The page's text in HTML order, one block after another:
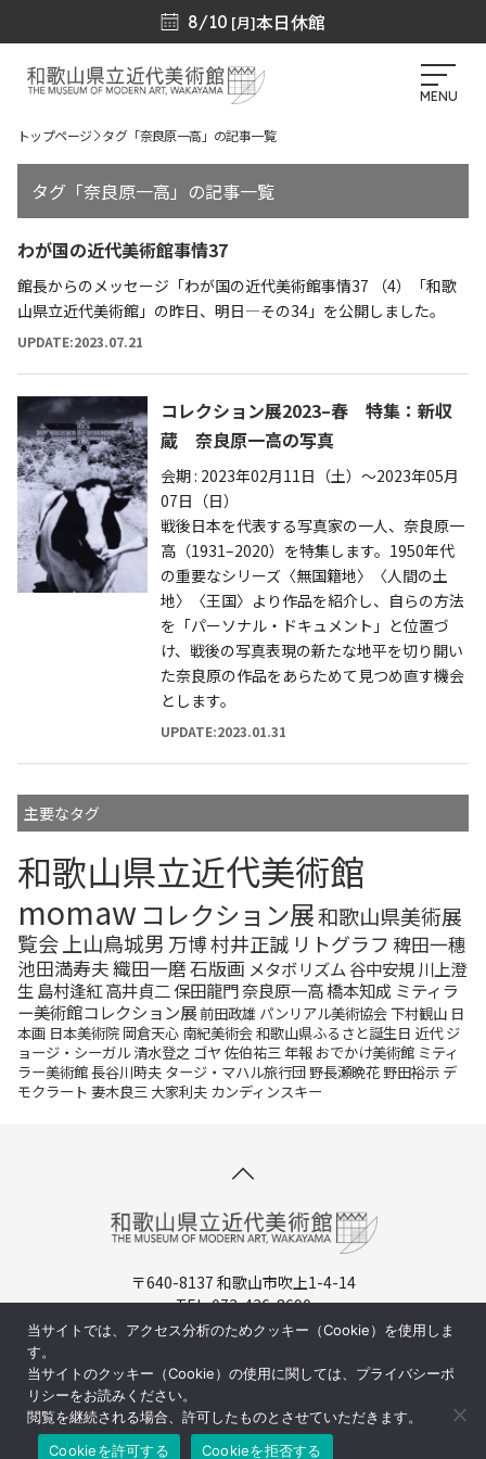
8/10 [月]本日休館
MENU
トップページ タグ「奈良原一高」の記事一覧
タグ「奈良原一高」の記事一覧
わが国の近代美術館事情37
館長からのメッセージ「わが国の近代美術館事情37 （4）「和歌
山県立近代美術館」の昨日、明日―その34」を公開しました。
UPDATE:2023.07.21
コレクション展2023–春 特集：新収
蔵 奈良原一高の写真
会期 : 2023年02月11日（土）～2023年05月
07日（日）
戦後日本を代表する写真家の一人、奈良原一
高（1931–2020）を特集します。1950年代
の重要なシリーズ〈無国籍地〉〈人間の土
地〉〈王国〉より作品を紹介し、自らの方法
を「パーソナル・ドキュメント」と位置づ
け、戦後の写真表現の新たな地平を切り開い
た奈良原の作品をあらためて見つめ直す機会
とします。
UPDATE:2023.01.31
主要なタグ
和歌山県立近代美術館
momaw コレクション展和歌山県美術展
覧会 上山鳥城男 万博村井正誠 リトグラフ 稗田一穗
池田満寿夫織田一磨石版画 メタボリズム 谷中安規 川上澄
生 島村逢紅高井貞二保田龍門奈良原一高橋本知成 ミティラ
ー美術館コレクション展 前田政雄 パンリアル美術協会下村観山 日
本画 日本美術院 岡倉天心 南紀美術会和歌山県ふるさと誕生日 近代 ジ
ョージ・シーガル清水登之 ゴヤ 佐伯祐三年報 おでかけ美術館 ミティ
ラー美術館長谷川時夫 タージ・マハル旅行団野長瀬晩花野田裕示 デ
モクラート 妻木良三 大家利夫 カンディンスキー
〒640-8137 和歌山市吹上1-4-14
TEL. 073-436-8690
開館時間：9:30-17:00（入場は16:30まで）
周辺マップ／交通アクセス
当サイトでは、アクセス分析のためクッキー（Cookie）を使用しま
す。
当サイトのクッキー（Cookie）の使用に関しては、プライバシーポ
リシーをお読みください。
閲覧を継続される場合、許可したものとさせていただきます。
Cookieを許可する
Cookieを拒否する